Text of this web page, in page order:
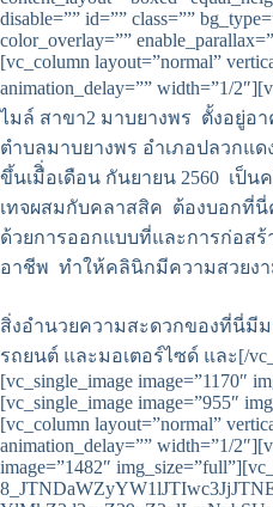
disable=”” id=”” class=””
color_overlay=””
[vc_column layout=”normal”
animation_delay=”” width=”1/
ไมล์ สาขา2 มาบยางพร ตั้งอยู่อา
ตำบลมาบยางพร อำเภอปลวกแด
ขึ้นเมืิ่อเดือน กันยายน 2560 เป็
เทจผสมกับคลาสสิค ต้องบอกที่นี่
ด้วยการออกแบบที่และการก่อส
อาชีพ ทำให้คลินิกมีความสวยง
สิ่งอำนวยความสะดวกของที่นี่มี
รถยนต์ และมอเตอร์ไซด์ และ[/
[vc_single_image image=”1170″
[vc_single_image image=”955″
[vc_column layout=”normal”
animation_delay=”” width=”1/
image=”1482″